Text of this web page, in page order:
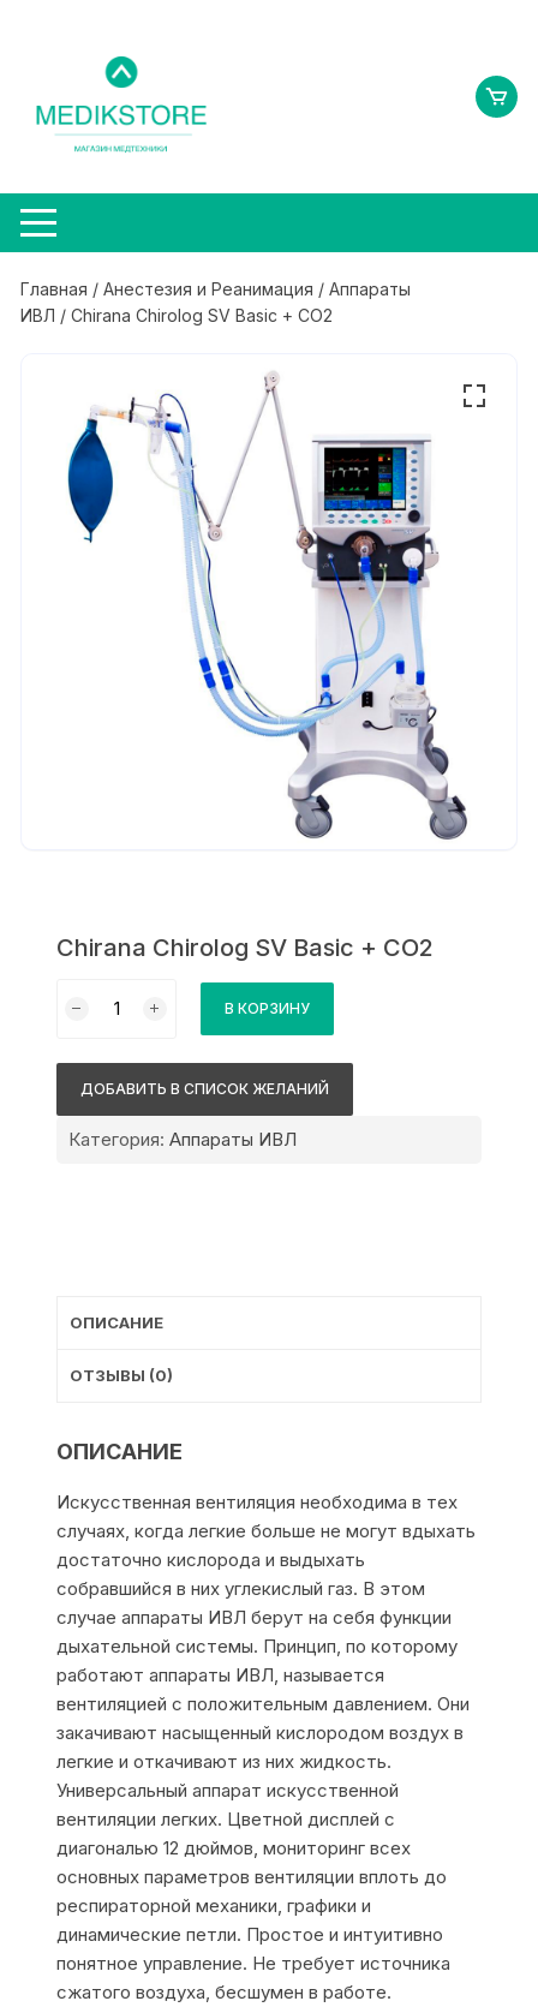
содержимому
Главная /Анестезия и Реанимация /Аппараты
ИВЛ / Chirana Chirolog SV Basic + CO2
Chirana Chirolog SV Basic + CO2
товара
Basic
В КОРЗИНУ
ДОБАВИТЬ В СПИСОК ЖЕЛАНИЙ
Категория:Аппараты ИВЛ
ОПИСАНИЕ
ОТЗЫВЫ (0)
ОПИСАНИЕ
Искусственная вентиляция необходима в тех
случаях, когда легкие больше не могут вдыхать
достаточно кислорода и выдыхать
собравшийся в них углекислый газ. В этом
случае аппараты ИВЛ берут на себя функции
дыхательной системы. Принцип, по которому
работают аппараты ИВЛ, называется
вентиляцией с положительным давлением. Они
закачивают насыщенный кислородом воздух в
легкие и откачивают из них жидкость.
Универсальный аппарат искусственной
вентиляции легких. Цветной дисплей с
диагональю 12 дюймов, мониторинг всех
основных параметров вентиляции вплоть до
респираторной механики, графики и
динамические петли. Простое и интуитивно
понятное управление. Не требует источника
сжатого воздуха, бесшумен в работе.